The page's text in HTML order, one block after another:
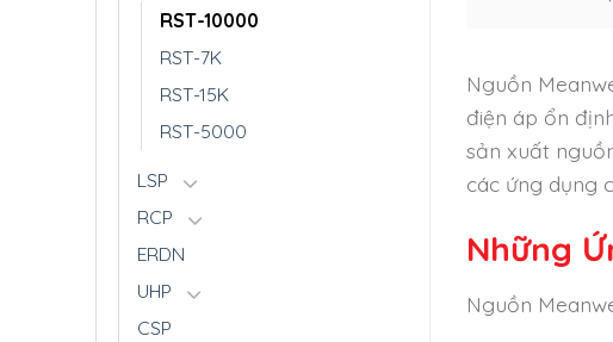
RST-10000
RST-7K
RST-15K
RST-5000
LSP
RCP
ERDN
UHP
CSP
Nguồn
điện áp ổn
sản xuất
các ứng dụng
Những
Nguồn